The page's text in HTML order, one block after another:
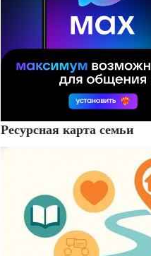
Ресурсная карта семьи